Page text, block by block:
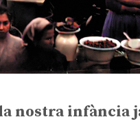
nostra infància